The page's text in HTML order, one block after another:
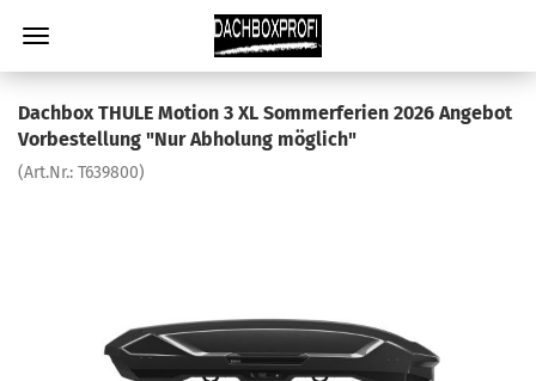
Dachbox THULE Motion 3 XL Sommerferien 2026 Angebot
Vorbestellung "Nur Abholung möglich"
(Art.Nr.: T639800)